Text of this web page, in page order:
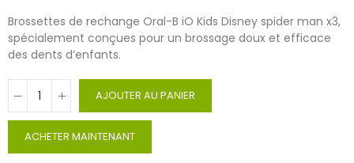
Brossettes de rechange Oral-B iO Kids Disney spider man x3,
spécialement conçues pour un brossage doux et efficace
des dents d’enfants.
AJOUTER AU PANIER
ACHETER MAINTENANT